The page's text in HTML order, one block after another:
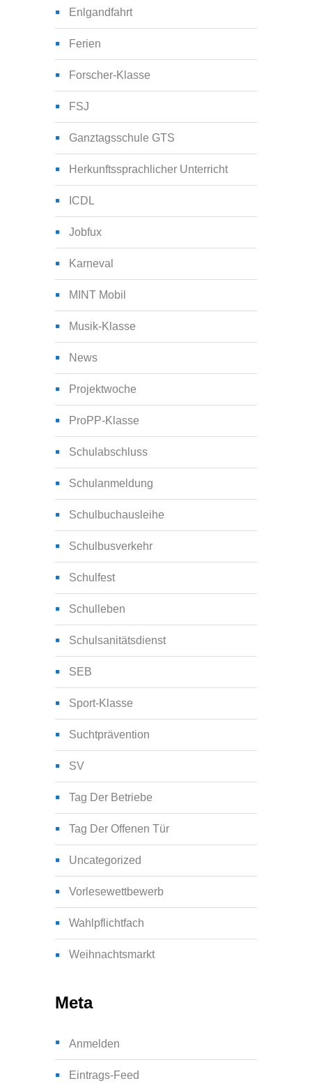
Enlgandfahrt
Ferien
Forscher-Klasse
FSJ
Ganztagsschule GTS
Herkunftssprachlicher Unterricht
ICDL
Jobfux
Karneval
MINT Mobil
Musik-Klasse
News
Projektwoche
ProPP-Klasse
Schulabschluss
Schulanmeldung
Schulbuchausleihe
Schulbusverkehr
Schulfest
Schulleben
Schulsanitätsdienst
SEB
Sport-Klasse
Suchtprävention
SV
Tag Der Betriebe
Tag Der Offenen Tür
Uncategorized
Vorlesewettbewerb
Wahlpflichtfach
Weihnachtsmarkt
Meta
Anmelden
Eintrags-Feed